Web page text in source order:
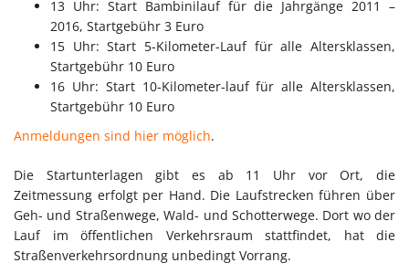
13 Uhr: Start Bambinilauf für die Jahrgänge 2011 –
2016, Startgebühr 3 Euro
15 Uhr: Start 5-Kilometer-Lauf für alle Altersklassen,
Startgebühr 10 Euro
16 Uhr: Start 10-Kilometer-lauf für alle Altersklassen,
Startgebühr 10 Euro
Anmeldungen sind hier möglich.
Die Startunterlagen gibt es ab 11 Uhr vor Ort, die
Zeitmessung erfolgt per Hand. Die Laufstrecken führen über
Geh- und Straßenwege, Wald- und Schotterwege. Dort wo der
Lauf im öffentlichen Verkehrsraum stattfindet, hat die
Straßenverkehrsordnung unbedingt Vorrang.